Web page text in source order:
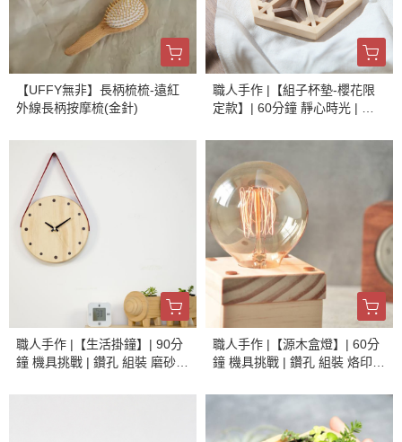
【UFFY無非】長柄梳梳-遠紅
外線長柄按摩梳(金針)
職人手作 |【組子杯墊-櫻花限
定款】| 60分鐘 靜心時光 | 組
職人手作 |【生活掛鐘】| 90分
鐘 機具挑戰 | 鑽孔 組裝 磨砂
職人手作 |【源木盒燈】| 60分
鐘 機具挑戰 | 鑽孔 組裝 烙印